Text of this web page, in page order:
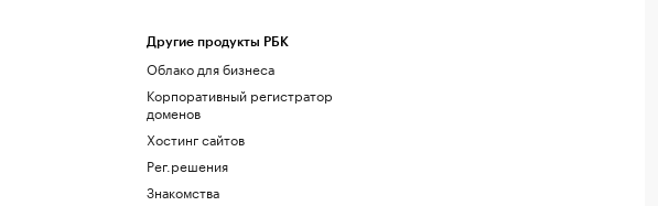
Другие продукты РБК
Облако для бизнеса
Корпоративный регистратор
доменов
Хостинг сайтов
Рег.решения
Знакомства